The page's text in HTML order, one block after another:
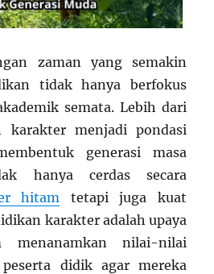
zaman yang semakin
tidak hanya berfokus
semata. Lebih dari
karakter menjadi pondasi
generasi masa
hanya cerdas secara
hitam tetapi juga kuat
karakter adalah upaya
menanamkan nilai-nilai
didik agar mereka